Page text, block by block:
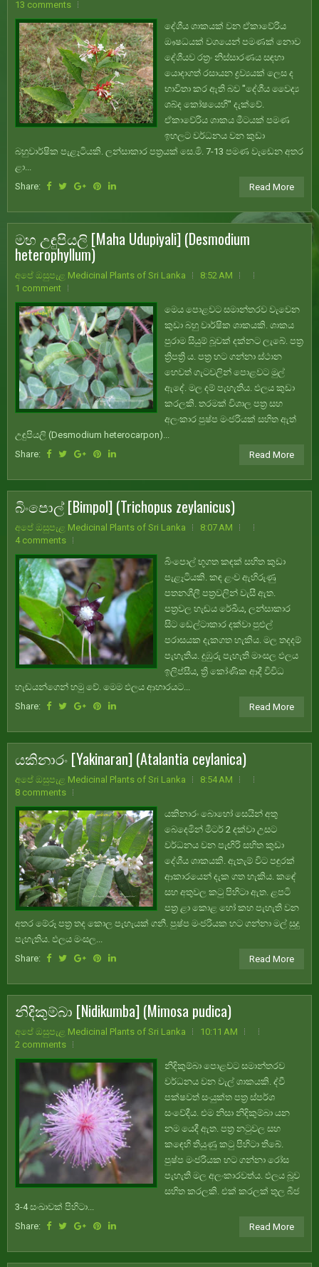
13 comments
දේශීය ශාකයක් වන ඒකාවේරිය
ඖෂධයක් වශයෙන් පමණක් නොව
දේශීයව රත්‍රං නිස්සාරණය සඳහා
යොදාගත් රසායන ද්‍රව්‍යයක් ලෙස ද
භාවිතා කර ඇති බව "දේශීය වෛද්‍ය
ශබ්ද කෝෂයෙහි" දැක්වේ.
ඒකාවේරිය ශාකය මීටයක් පමණ
ඉහලට වර්ධනය වන කුඩා
බහුවාර්ෂික පැළෑටියකි. ලන්සාකාර පත්‍රයක් සෙ.මි. 7-13 පමණ වැඩෙන අතර
ළා...
Share:
Read More
මහ උඳුපියලි [Maha Udupiyali] (Desmodium
heterophyllum)
අපේ ඔසුපැළ Medicinal Plants of Sri Lanka
8:52 AM
1 comment
මෙය පොළවට සමාන්තරව වැවෙන
කුඩා බහු වාර්ෂික ශාකයකි. ශාකය
පුරාම සියුම් බූවක් දක්නට ලැබේ. පත්‍ර
ත්‍රිපත්‍රි ය. පත්‍ර හට ගන්නා ස්ථාන
හෙවත් ගැටවලින් පොළවට මුල්
ඇදේ. මල දම් පැහැතිය. ඵලය කුඩා
කරලකි. තරමක් විශාල පත්‍ර සහ
අලංකාර පුෂ්ප මංජරියක් සහිත ඇත්
උඳුපියලි (Desmodium heterocarpon)...
Share:
Read More
බිංපොල් [Bimpol] (Trichopus zeylanicus)
අපේ ඔසුපැළ Medicinal Plants of Sri Lanka
8:07 AM
4 comments
බිංපොල් භූගත කඳක් සහිත කුඩා
පැළෑටියකි. කඳ ළංව ඇහිරුණු
පතනශීලී පත්‍රවලින් වැසී ඇත.
පත්‍රවල හැඬය රේඛීය, ලන්සාකාර
සිට ඩෙල්ටාකාර දක්වා පුළුල්
පරාසයක දැකගත හැකිය. මල තදදම්
පැහැතිය. දුඹුරු පැහැති මාංසල ඵලය
ඉලිප්සීය, ත්‍රි කෝණික ආදී විවිධ
හැඬයන්ගෙන් හමු වේ. මෙම ඵලය ආහාරයට...
Share:
Read More
යකිනාරං [Yakinaran] (Atalantia ceylanica)
අපේ ඔසුපැළ Medicinal Plants of Sri Lanka
8:54 AM
8 comments
යකිනාරං බොහෝ සෙයින් අතු
බෙදෙමින් මීටර් 2 දක්වා උසට
වර්ධනය වන පැඟිරි සහිත කුඩා
දේශීය ශාකයකි. ඇතැම් විට පඳුරක්
ආකාරයෙන් දැක ගත හැකිය. කඳේ
සහ අතුවල කටු පිහිටා ඇත. ළපටි
පත්‍ර ළා කොළ හෝ කහ පැහැති වන
අතර මේරූ පත්‍ර තද කොල පැහැයක් ගනී. පුෂ්ප මංජරියක හට ගන්නා මල් සුදු
පැහැතිය. ඵලය මංසල...
Share:
Read More
නිදිකුම්බා [Nidikumba] (Mimosa pudica)
අපේ ඔසුපැළ Medicinal Plants of Sri Lanka
10:11 AM
2 comments
නිදිකුම්බා පොළවට සමාන්තරව
වර්ධනය වන වැල් ශාකයකි. ද්වී
පක්ෂවත් සංයුක්ත පත්‍ර ස්පර්ශ
සංවේදීය. එම නිසා නිදිකුම්බා යන
නම යෙදී ඇත. පත්‍ර නටුවල සහ
කඳෙහි තියුණු කටු පිහිටා තිබේ.
පුෂ්ප මංජරියක හට ගන්නා රෝස
පැහැති මල අලංකාරවත්ය. ඵලය බූව
සහිත කරලකි. එක් කරලක් තුල බීජ
3-4 සංඛාවක් පිහිටා...
Share:
Read More